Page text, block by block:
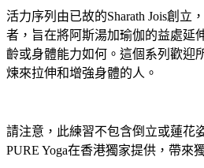
活力序列由已故的Sharath Jois創立
者，旨在將阿斯湯加瑜伽的益處延
齡或身體能力如何。這個系列歡迎
煉來拉伸和增強身體的人。
請注意，此練習不包含倒立或蓮花
PURE Yoga在香港獨家提供，帶來